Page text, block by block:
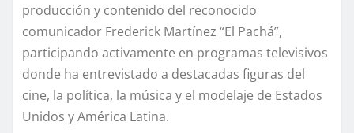
producción y contenido del reconocido
comunicador Frederick Martínez “El Pachá”,
participando activamente en programas televisivos
donde ha entrevistado a destacadas figuras del
cine, la política, la música y el modelaje de Estados
Unidos y América Latina.